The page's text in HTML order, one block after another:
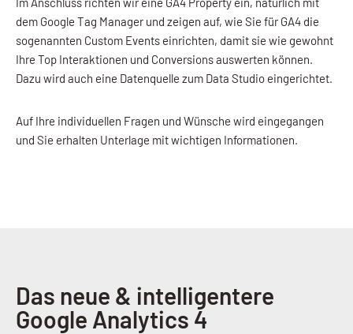
dem Google Tag Manager und zeigen auf, wie Sie für GA4 die
sogenannten Custom Events einrichten, damit sie wie gewohnt
Ihre Top Interaktionen und Conversions auswerten können.
Dazu wird auch eine Datenquelle zum Data Studio eingerichtet.
Auf Ihre individuellen Fragen und Wünsche wird eingegangen
und Sie erhalten Unterlage mit wichtigen Informationen.
Das neue & intelligentere
Google Analytics 4